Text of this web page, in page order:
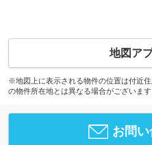
地図ア
※地図上に表示される物件の位置は付近
の物件所在地とは異なる場合がございます
お問